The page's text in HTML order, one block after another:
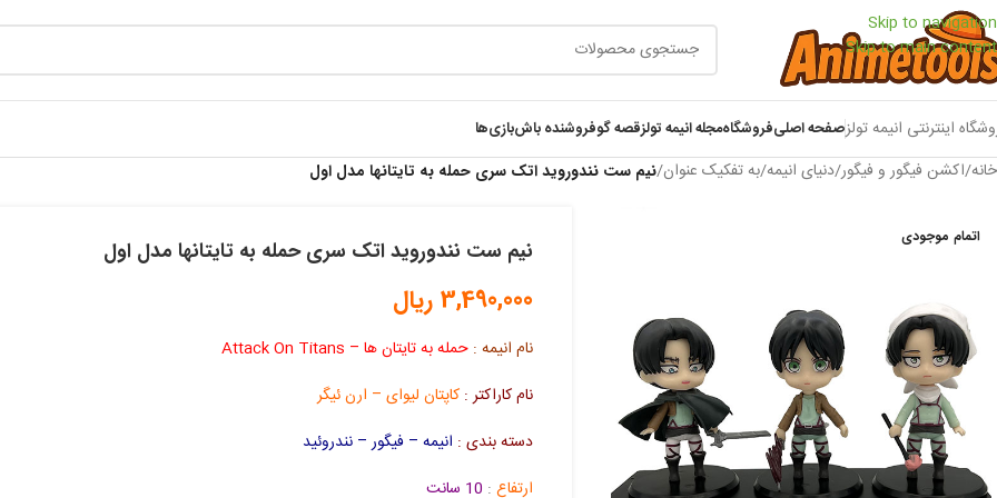
Skip to navigation
Skip to main content
اینترنتی انیمه تولزصفحه اصلیفروشگاهمجله انیمه تولزقصه گوفروشنده باشبازی‌ها
خانه/اکشن فیگور و فیگور/دنیای انیمه/به تفکیک عنوان/نیم ست نندوروید اتک سری حمله به تایتانها مدل اول
اتمام موجودی نیم ست نندوروید اتک سری حمله به تایتانها مدل اول
3,490,000 ریال
نام انیمه : حمله به تایتان ها – Attack On Titans
نام کاراکتر : کاپتان لیوای – ارن ئیگر
دسته بندی : انیمه – فیگور – نندروئید
ارتفاع: 10 سانت